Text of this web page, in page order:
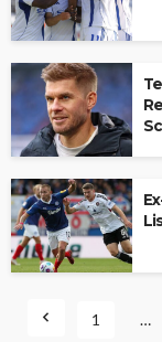
1 …